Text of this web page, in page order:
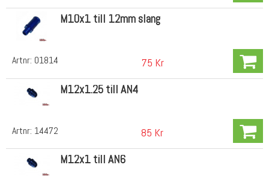
Artnr: 01814
M10x1 till 12mm slang
75 Kr
Artnr: 14472
M12x1.25 till AN4
85 Kr
M12x1 till AN6